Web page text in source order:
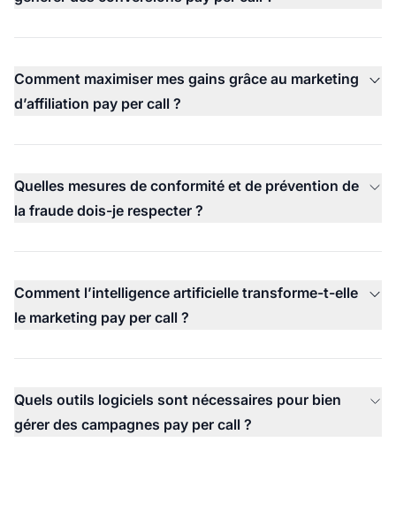
Comment maximiser mes gains grâce au marketing
d’affiliation pay per call ?
Quelles mesures de conformité et de prévention de
la fraude dois-je respecter ?
Comment l’intelligence artificielle transforme-t-elle
le marketing pay per call ?
Quels outils logiciels sont nécessaires pour bien
gérer des campagnes pay per call ?